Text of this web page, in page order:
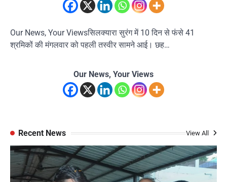
Our News, Your Viewsसिलक्यारा सुरंग में 10 दिन से फंसे 41
श्रमिकों की मंगलवार को पहली तस्वीर सामने आई। छह…
Our News, Your Views
Recent News View All